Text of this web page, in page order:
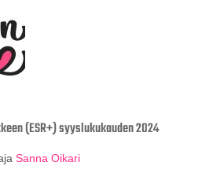
(ESR+) syyslukukauden 2024
Sanna Oikari